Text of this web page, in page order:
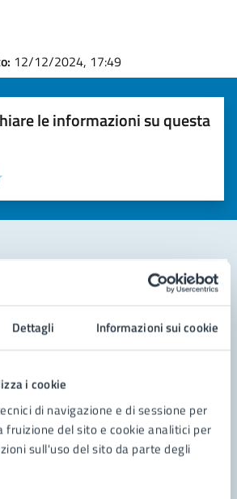
Dettagli Informazioni sui cookie
i cookie
di navigazione e di sessione per
del sito e cookie analitici per
sull'uso del sito da parte degli
12/12/2024, 17:49
le informazioni su questa
informazioni (da 1 a 5 stelle)
di stelle per valutare la chiarezza delle
5 stelle su 5
stelle su 5
su 5
5
frequenti